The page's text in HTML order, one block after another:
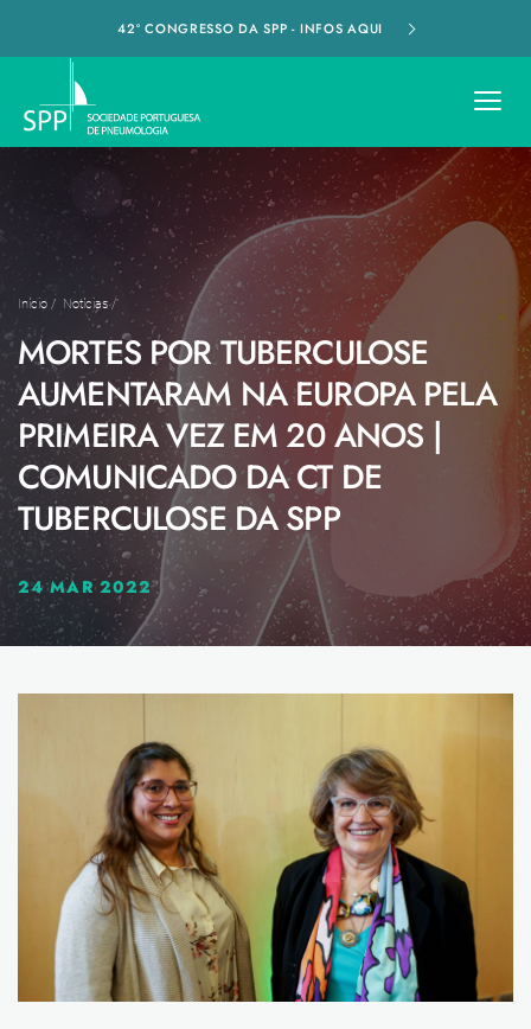
42º CONGRESSO DA SPP - INFOS AQUI
Início / Notícias/
MORTES POR TUBERCULOSE
AUMENTARAM NA EUROPA PELA
PRIMEIRA VEZ EM 20 ANOS |
COMUNICADO DA CT DE
TUBERCULOSE DA SPP
24 MAR 2022